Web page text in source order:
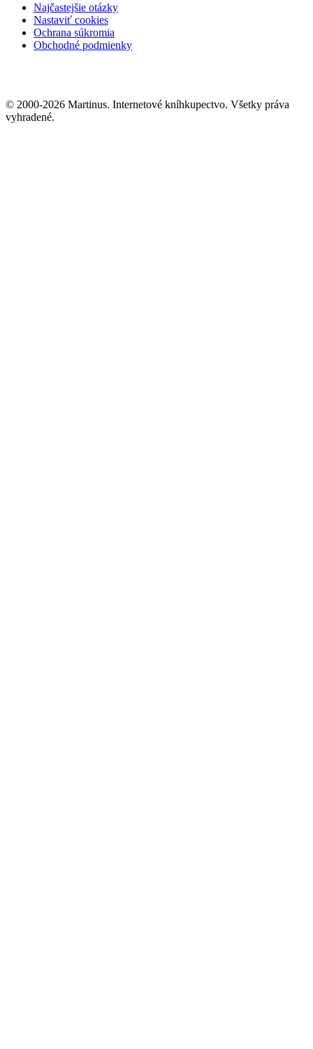
Najčastejšie otázky
Nastaviť cookies
Ochrana súkromia
Obchodné podmienky
© 2000-2026 Martinus. Internetové kníhkupectvo. Všetky práva
vyhradené.